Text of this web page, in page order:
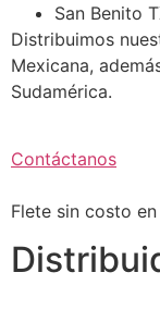
San Benito
Distribuimos
Mexicana,
Sudamérica.
Contáctanos
Flete sin costo